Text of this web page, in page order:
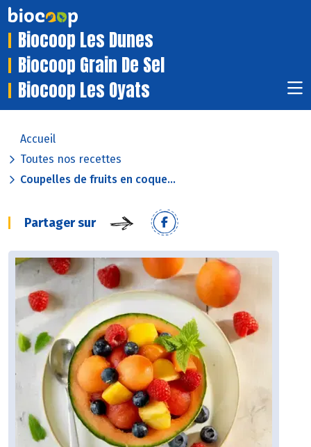
Biocoop Les Dunes
Biocoop Grain De Sel
Biocoop Les Oyats
Accueil
Toutes nos recettes
Coupelles de fruits en coque...
Partager sur